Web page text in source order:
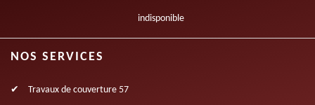
indisponible
NOS SERVICES
Travaux de couverture 57